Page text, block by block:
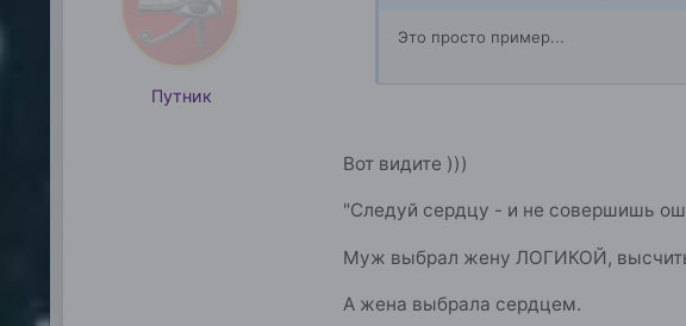
Путник
Это просто пример...
Вот видите )))
"Следуй сердцу - и не совершишь
Муж выбрал жену ЛОГИКОЙ,
А жена выбрала сердцем.